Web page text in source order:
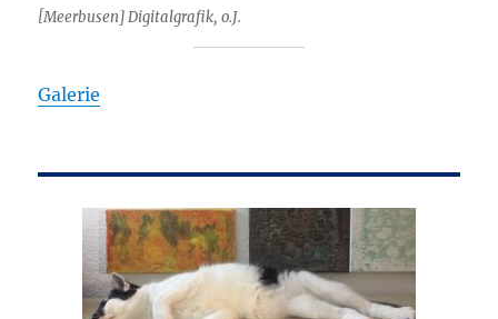
[Meerbusen] Digitalgrafik, o.J.
Galerie